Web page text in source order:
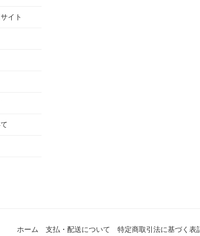
イト
ホーム 支払・配送について 特定商取引法に基づく表